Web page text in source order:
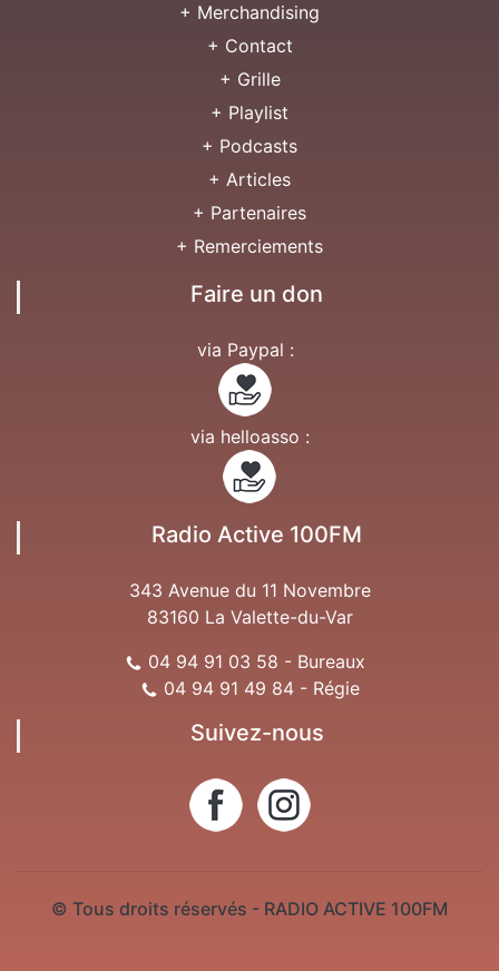
+ Merchandising
+ Contact
+ Grille
+ Playlist
+ Podcasts
+ Articles
+ Partenaires
+ Remerciements
Faire un don
via Paypal :
via helloasso :
Radio Active 100FM
343 Avenue du 11 Novembre
83160 La Valette-du-Var
04 94 91 03 58 - Bureaux
04 94 91 49 84 - Régie
Suivez-nous
© Tous droits réservés - RADIO ACTIVE 100FM